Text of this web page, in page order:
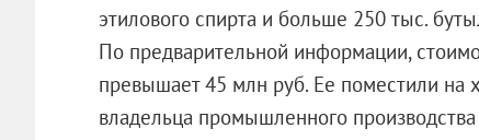
этилового спирта и больше 250 тыс.
По предварительной информации,
превышает 45 млн руб. Ее поместили на
владельца промышленного